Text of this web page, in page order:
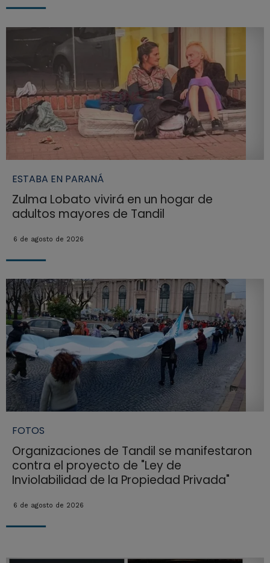
ESTABA EN PARANÁ
Zulma Lobato vivirá en un hogar de
adultos mayores de Tandil
6 de agosto de 2026
FOTOS
Organizaciones de Tandil se manifestaron
contra el proyecto de "Ley de
Inviolabilidad de la Propiedad Privada"
6 de agosto de 2026